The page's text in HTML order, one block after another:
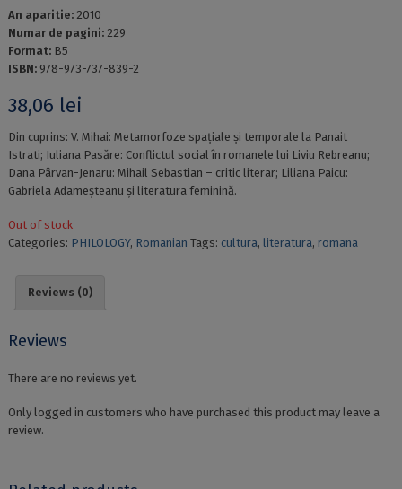
An aparitie: 2010
Numar de pagini: 229
Format: B5
ISBN: 978-973-737-839-2
38,06 lei
Din cuprins: V. Mihai: Metamorfoze spațiale și temporale la Panait
Istrati; Iuliana Pasăre: Conflictul social în romanele lui Liviu Rebreanu;
Dana Pârvan-Jenaru: Mihail Sebastian – critic literar; Liliana Paicu:
Gabriela Adameșteanu și literatura feminină.
Out of stock
Categories: PHILOLOGY, Romanian Tags: cultura, literatura, romana
Reviews (0)
Reviews
There are no reviews yet.
Only logged in customers who have purchased this product may leave a
review.